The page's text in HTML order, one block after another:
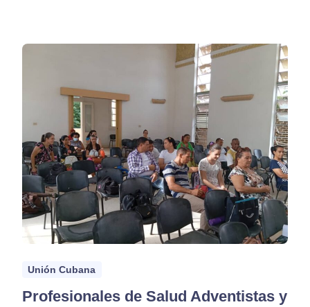
Unión Cubana
Profesionales de Salud Adventistas y